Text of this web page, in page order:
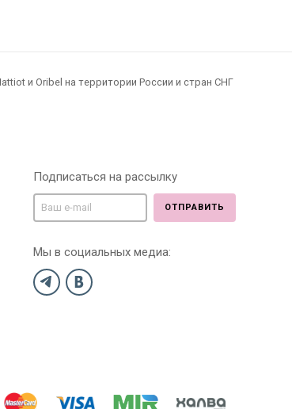
и Oribel на территории России и стран СНГ
Подписаться на рассылку
ОТПРАВИТЬ
Мы в социальных медиа: